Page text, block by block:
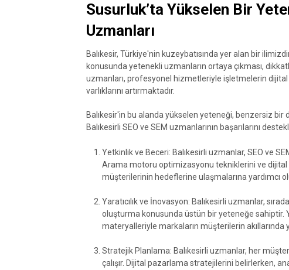
Susurluk’ta Yükselen Bir
Uzmanları
Balıkesir, Türkiye'nin kuzeybatısında yer alan bir
konusunda yetenekli uzmanların ortaya çıkması,
uzmanları, profesyonel hizmetleriyle işletmelerin
varlıklarını artırmaktadır.
Balıkesir'in bu alanda yükselen yeteneği, benzersiz
Balıkesirli SEO ve SEM uzmanlarının başarılarını
Yetkinlik ve Beceri: Balıkesirli uzmanlar, SEO ve
Arama motoru optimizasyonu tekniklerini ve
müşterilerinin hedeflerine ulaşmalarına yardımcı
Yaratıcılık ve İnovasyon: Balıkesirli uzmanlar,
oluşturma konusunda üstün bir yeteneğe sahiptir.
materyalleriyle markaların müşterilerin akıllarında
Stratejik Planlama: Balıkesirli uzmanlar, her
çalışır. Dijital pazarlama stratejilerini belirlerken,